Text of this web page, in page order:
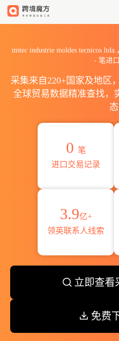
imtec industrie moldes tecnicos
-笔进
采集来自220+国家及地区
全球贸易数据精准查找，
态
0 笔
进口交易记录
3.9亿+
领英联系人线索
立即查看
免费